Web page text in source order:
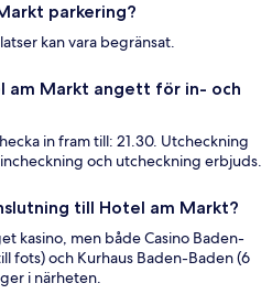
parkering?
kan vara begränsat.
am Markt angett för in- och
in fram till: 21.30. Utcheckning
och utcheckning erbjuds.
till Hotel am Markt?
kasino, men både Casino Baden-
fots) och Kurhaus Baden-Baden (6
i närheten.